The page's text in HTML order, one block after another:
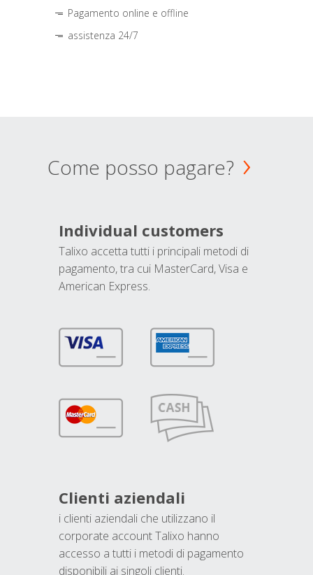
Pagamento online e offline
assistenza 24/7
Come posso pagare?
Individual customers
Talixo accetta tutti i principali metodi di
pagamento, tra cui MasterCard, Visa e
American Express.
Clienti aziendali
i clienti aziendali che utilizzano il
corporate account Talixo hanno
accesso a tutti i metodi di pagamento
disponibili ai singoli clienti.